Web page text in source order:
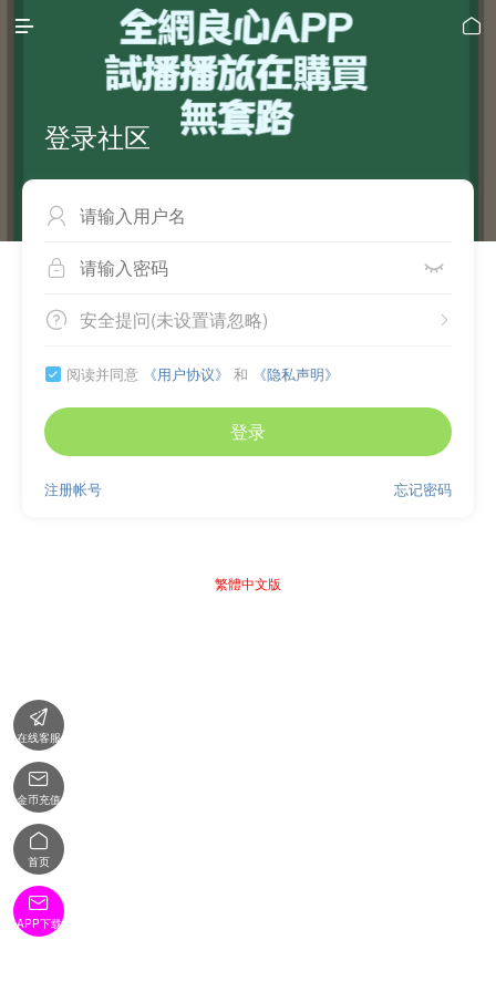
 
登录社区

 
 
安全提问(未设置请忽略)
 阅读并同意 《用户协议》 和 《隐私声明》
登录
忘记密码
注册帐号
繁體中文版

在线客服

金币充值

首页

APP下载